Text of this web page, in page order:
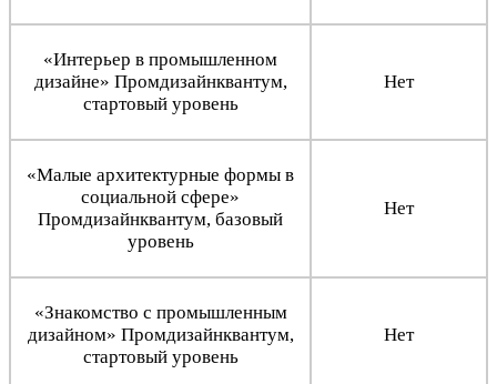
«Интерьер в промышленном
дизайне» Промдизайнквантум,
стартовый уровень
Нет
«Малые архитектурные формы в
социальной сфере»
Промдизайнквантум, базовый
уровень
Нет
«Знакомство с промышленным
дизайном» Промдизайнквантум,
стартовый уровень
Нет